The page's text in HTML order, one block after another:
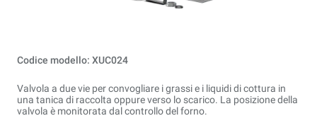
Codice modello: XUC024
Valvola a due vie per convogliare i grassi e i liquidi di cottura in
una tanica di raccolta oppure verso lo scarico. La posizione della
valvola è monitorata dal controllo del forno.